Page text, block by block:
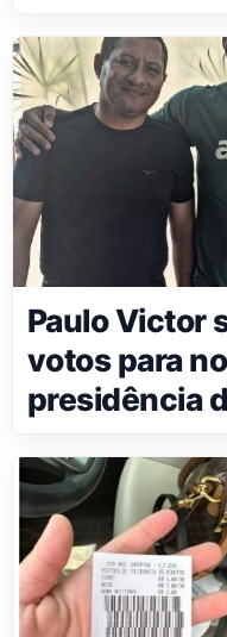
Paulo Victor
votos para
presidência